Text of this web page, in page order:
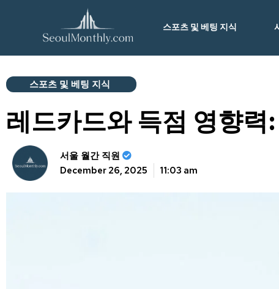
스포츠 및 베팅 지식
스포츠 및 베팅 지식
레드카드와 득점 영향력
서울 월간 직원
December 26, 2025 11:03 am